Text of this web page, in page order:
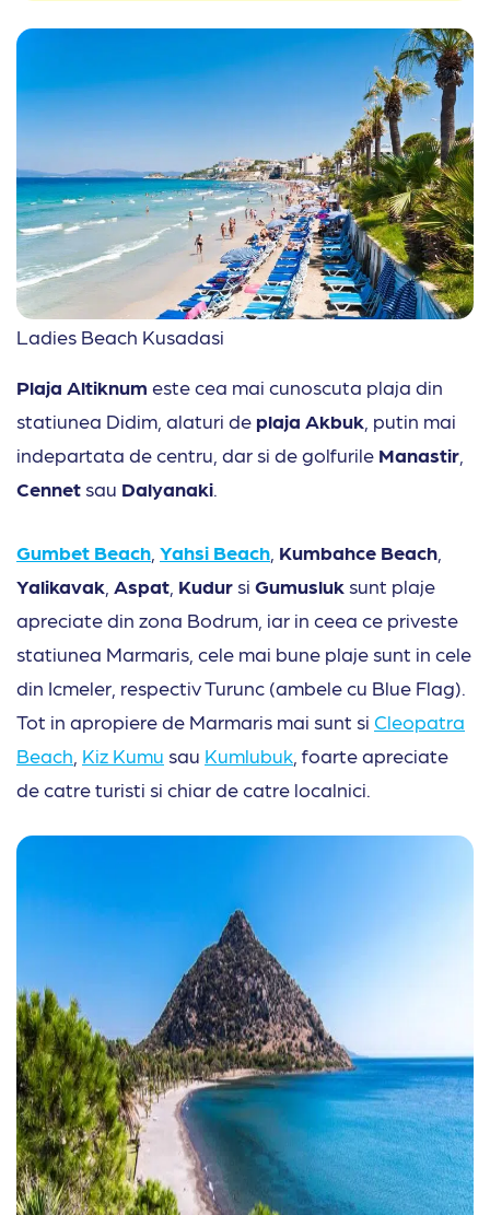
Ladies Beach Kusadasi
Plaja Altiknum este cea mai cunoscuta plaja din
statiunea Didim, alaturi de plaja Akbuk , putin mai
indepartata de centru, dar si de golfurile Manastir
Cennet sau Dalyanaki
Gumbet Beach Yahsi Beach Kumbahce Beach
Yalikavak Aspat Kudur si Gumusluk sunt plaje
apreciate din zona Bodrum, iar in ceea ce priveste
statiunea Marmaris, cele mai bune plaje sunt in cele
din Icmeler, respectiv Turunc (ambele cu Blue Flag).
Tot in apropiere de Marmaris mai sunt si Cleopatra
Beach Kiz Kumu sau Kumlubuk , foarte apreciate
de catre turisti si chiar de catre localnici.